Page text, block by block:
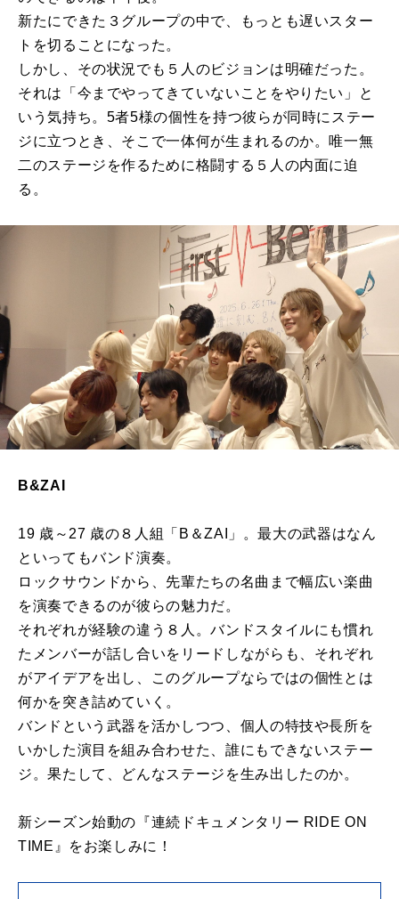
新たにできた３グループの中で、もっとも遅いスター
トを切ることになった。
しかし、その状況でも５人のビジョンは明確だった。
それは「今までやってきていないことをやりたい」と
いう気持ち。5者5様の個性を持つ彼らが同時にステー
ジに立つとき、そこで一体何が生まれるのか。唯一無
二のステージを作るために格闘する５人の内面に迫
る。
B&ZAI
19 歳～27 歳の８人組「B＆ZAI」。最大の武器はなん
といってもバンド演奏。
ロックサウンドから、先輩たちの名曲まで幅広い楽曲
を演奏できるのが彼らの魅力だ。
それぞれが経験の違う８人。バンドスタイルにも慣れ
たメンバーが話し合いをリードしながらも、それぞれ
がアイデアを出し、このグループならではの個性とは
何かを突き詰めていく。
バンドという武器を活かしつつ、個人の特技や⾧所を
いかした演目を組み合わせた、誰にもできないステー
ジ。果たして、どんなステージを生み出したのか。
新シーズン始動の『連続ドキュメンタリー RIDE ON
TIME』をお楽しみに！